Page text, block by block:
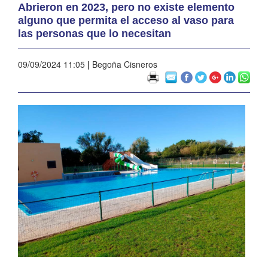
Abrieron en 2023, pero no existe elemento
alguno que permita el acceso al vaso para
las personas que lo necesitan
09/09/2024 11:05 | Begoña Cisneros